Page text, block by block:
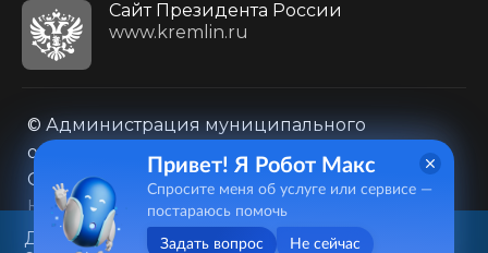
Cайт Президента России
www.kremlin.ru
© Администрация муниципального
образования городского округа «Город
Саратов»
Контакты
Карта сайта
Политика в отношении обработки
Данный веб-сайт использует
Привет! Я Робот Макс
Спросите меня об услуге или сервисе —
постараюсь помочь
Задать вопрос Не сейчас